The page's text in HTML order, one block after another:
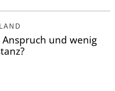
und wenig